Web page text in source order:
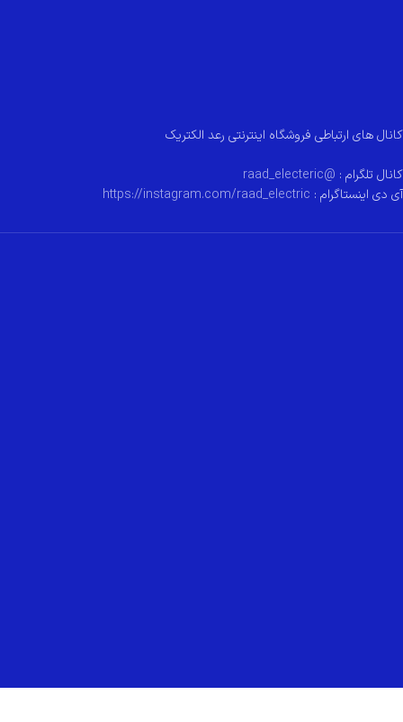
کانال های ارتباطی فروشگاه اینترنتی رعد الکتریک
کانال تلگرام : @raad_electeric
آی دی اینستاگرام : https://instagram.com/raad_electric